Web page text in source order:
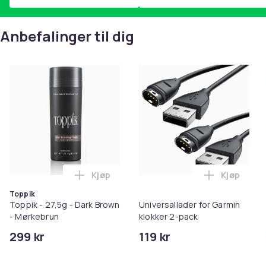
Anbefalinger til dig
Toppik
Toppik - 27,5g - Dark Brown
- Mørkebrun
299 kr
Legg Toppik - 27,5g - Dark Brown -
Kjøp
Universallader for Garmin
klokker 2-pack
119 kr
Legg
Kjøp